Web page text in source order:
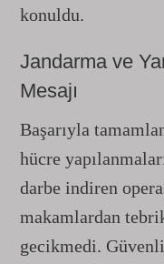
konuldu.
Jandarma ve
Mesajı
Başarıyla
hücre
darbe indiren
makamlardan
gecikmedi.